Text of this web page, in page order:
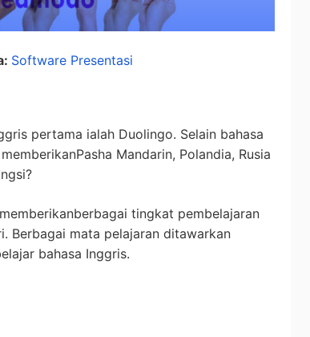
Software Presentasi
pertama ialah Duolingo. Selain bahasa
Mandarin, Polandia, Rusia
tingkat pembelajaran
Berbagai mata pelajaran ditawarkan
bahasa Inggris.